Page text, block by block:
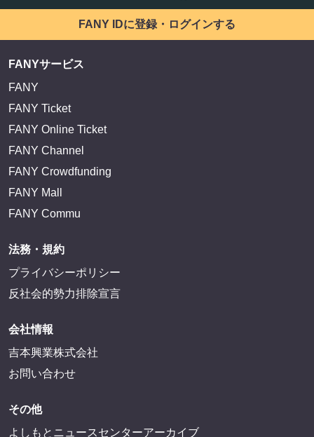
FANY IDに登録・ログインする
FANYサービス
FANY
FANY Ticket
FANY Online Ticket
FANY Channel
FANY Crowdfunding
FANY Mall
FANY Commu
法務・規約
プライバシーポリシー
反社会的勢力排除宣言
会社情報
吉本興業株式会社
お問い合わせ
その他
よしもとニュースセンターアーカイブ